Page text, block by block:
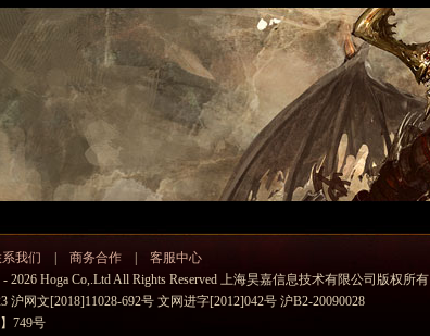
我们 商务合作
客服中心
2026 Hoga Co,.Ltd All Rights Reserved 上海昊嘉信息技术有限公司版权所有
沪网文[2018]11028-692号 文网进字[2012]042号 沪B2-20090028
749号